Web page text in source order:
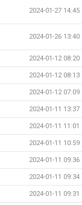
2024-01-27 14:45
2024-01-26 13:40
2024-01-12 08:20
2024-01-12 08:13
2024-01-12 07:09
2024-01-11 13:37
2024-01-11 11:01
2024-01-11 10:59
2024-01-11 09:36
2024-01-11 09:34
2024-01-11 09:31